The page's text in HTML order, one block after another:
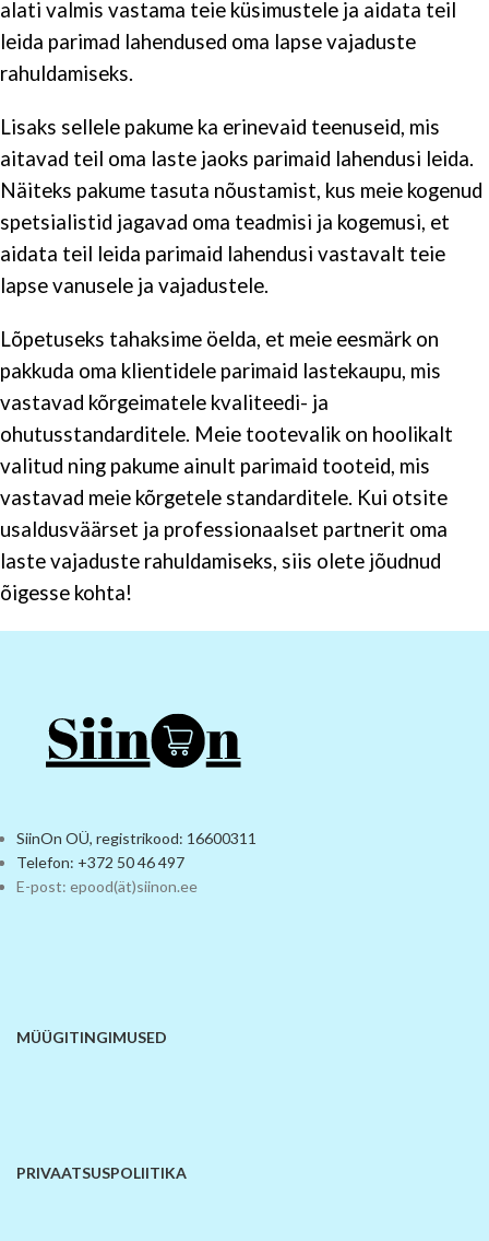
alati valmis vastama teie küsimustele ja aidata teil
leida parimad lahendused oma lapse vajaduste
rahuldamiseks.
Lisaks sellele pakume ka erinevaid teenuseid, mis
aitavad teil oma laste jaoks parimaid lahendusi leida.
Näiteks pakume tasuta nõustamist, kus meie kogenud
spetsialistid jagavad oma teadmisi ja kogemusi, et
aidata teil leida parimaid lahendusi vastavalt teie
lapse vanusele ja vajadustele.
Lõpetuseks tahaksime öelda, et meie eesmärk on
pakkuda oma klientidele parimaid lastekaupu, mis
vastavad kõrgeimatele kvaliteedi- ja
ohutusstandarditele. Meie tootevalik on hoolikalt
valitud ning pakume ainult parimaid tooteid, mis
vastavad meie kõrgetele standarditele. Kui otsite
usaldusväärset ja professionaalset partnerit oma
laste vajaduste rahuldamiseks, siis olete jõudnud
õigesse kohta!
SiinOn OÜ, registrikood: 16600311
Telefon: +372 50 46 497
E-post: epood(ät)siinon.ee
MÜÜGITINGIMUSED
PRIVAATSUSPOLIITIKA